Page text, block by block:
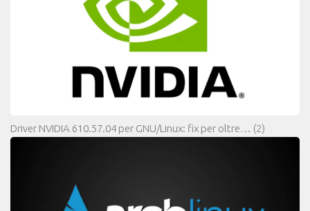
Driver NVIDIA 610.57.04 per GNU/Linux: fix per oltre… (2)